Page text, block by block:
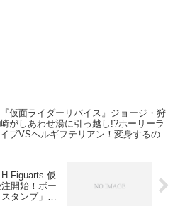
『仮面ライダーリバイス』ジョージ・狩
崎がしあわせ湯に引っ越し!?ホーリーラ
イブVSヘルギフテリアン！変身するのは
仮
開始！ボー
タンプ」が